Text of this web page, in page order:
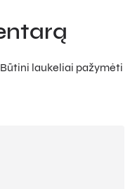
Būtini laukeliai pažymėti